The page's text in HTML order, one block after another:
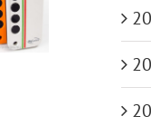
A távirányító
mókás oldala